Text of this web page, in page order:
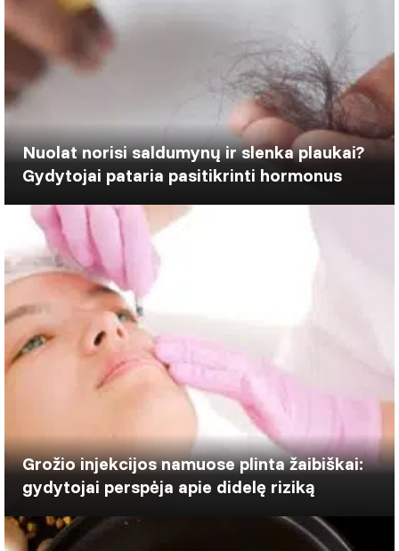
Nuolat norisi saldumynų ir slenka plaukai?
Gydytojai pataria pasitikrinti hormonus
Grožio injekcijos namuose plinta žaibiškai:
gydytojai perspėja apie didelę riziką